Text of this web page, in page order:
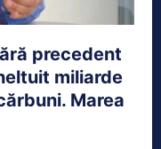
precedent
miliarde
Marea